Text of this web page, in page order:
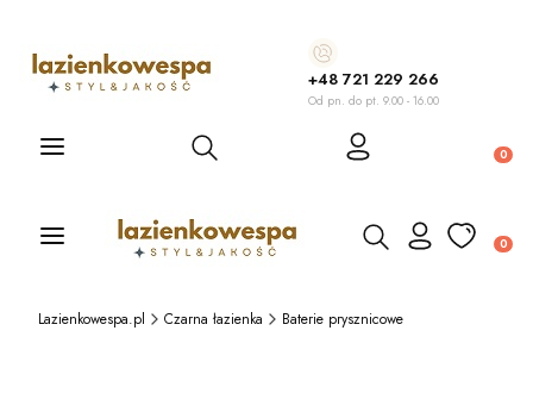
+48 721 229 266
Od pn. do pt. 9.00 - 16.00
Otwórz wyszukiwarkę
Otwórz wyszukiwarkę
Lazienkowespa.pl Czarna łazienka Baterie prysznicowe